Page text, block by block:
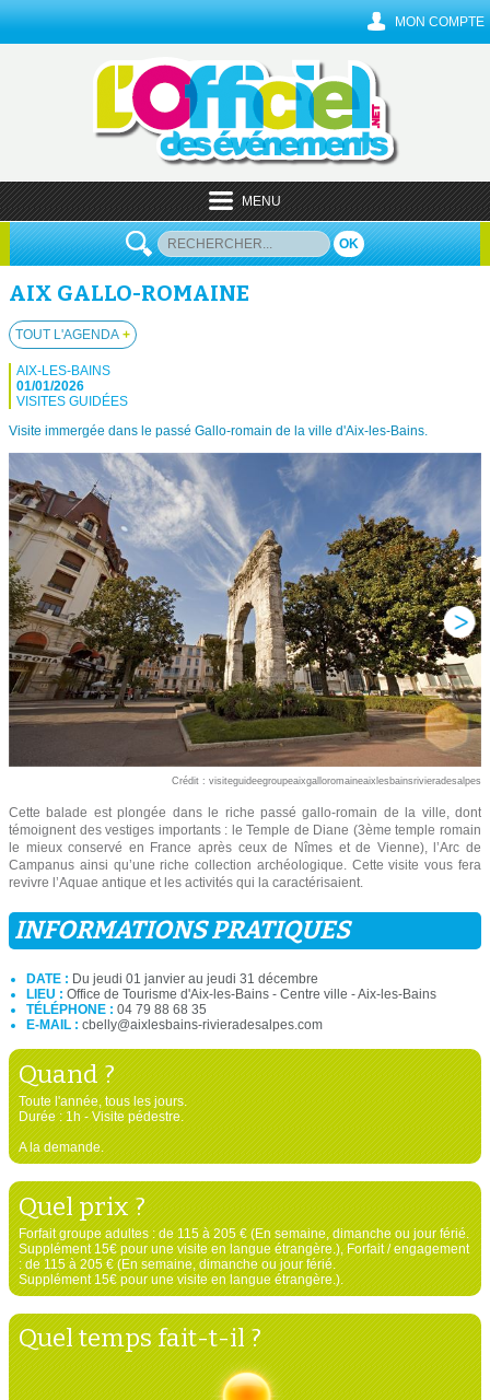
MON COMPTE
MENU
OK
AIX GALLO-ROMAINE
TOUT L'AGENDA +
AIX-LES-BAINS
01/01/2026
VISITES GUIDÉES
Visite immergée dans le passé Gallo-romain de la ville d'Aix-les-Bains.
Crédit : visiteguideegroupeaixgalloromaineaixlesbainsrivieradesalpes
Cette balade est plongée dans le riche passé gallo-romain de la ville, dont
témoignent des vestiges importants : le Temple de Diane (3ème temple romain
le mieux conservé en France après ceux de Nîmes et de Vienne), l’Arc de
Campanus ainsi qu’une riche collection archéologique. Cette visite vous fera
revivre l’Aquae antique et les activités qui la caractérisaient.
INFORMATIONS PRATIQUES
DATE : Du jeudi 01 janvier au jeudi 31 décembre
LIEU : Office de Tourisme d'Aix-les-Bains - Centre ville - Aix-les-Bains
TÉLÉPHONE : 04 79 88 68 35
E-MAIL : cbelly@aixlesbains-rivieradesalpes.com
Quand ?
Toute l'année, tous les jours.
Durée : 1h - Visite pédestre.
A la demande.
Quel prix ?
Forfait groupe adultes : de 115 à 205 € (En semaine, dimanche ou jour férié.
Supplément 15€ pour une visite en langue étrangère.), Forfait / engagement
: de 115 à 205 € (En semaine, dimanche ou jour férié.
Supplément 15€ pour une visite en langue étrangère.).
Quel temps fait-t-il ?